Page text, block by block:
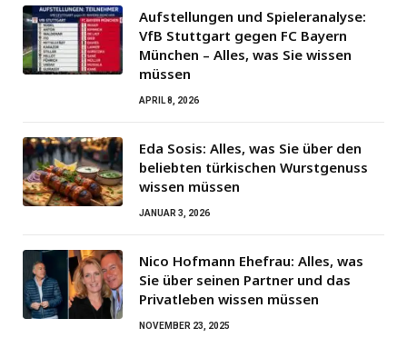
Aufstellungen und Spieleranalyse:
VfB Stuttgart gegen FC Bayern
München – Alles, was Sie wissen
müssen
APRIL 8, 2026
Eda Sosis: Alles, was Sie über den
beliebten türkischen Wurstgenuss
wissen müssen
JANUAR 3, 2026
Nico Hofmann Ehefrau: Alles, was
Sie über seinen Partner und das
Privatleben wissen müssen
NOVEMBER 23, 2025